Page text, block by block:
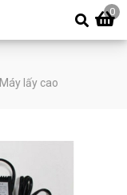
0
Máy lấy cao